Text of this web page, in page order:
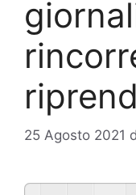
25 Agosto 2021